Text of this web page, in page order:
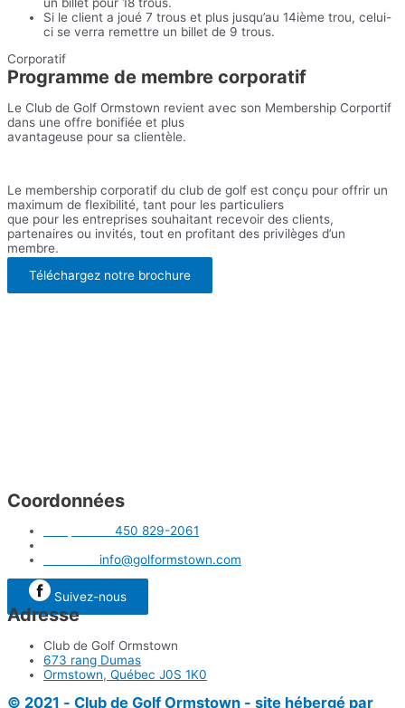
Si le client a joué 7 trous et plus jusqu’au 14ième trou, celui-
ci se verra remettre un billet de 9 trous.
Corporatif
Programme de membre corporatif
Le Club de Golf Ormstown revient avec son Membership Corportif
dans une offre bonifiée et plus
avantageuse pour sa clientèle.
Le membership corporatif du club de golf est conçu pour offrir un
maximum de flexibilité, tant pour les particuliers
que pour les entreprises souhaitant recevoir des clients,
partenaires ou invités, tout en profitant des privilèges d’un
membre.
Téléchargez notre brochure
Coordonnées
450 829-2061
info@golformstown.com
Suivez-nous
Adresse
Club de Golf Ormstown
673 rang Dumas
Ormstown, Québec J0S 1K0
© 2021 - Club de Golf Ormstown - site hébergé par